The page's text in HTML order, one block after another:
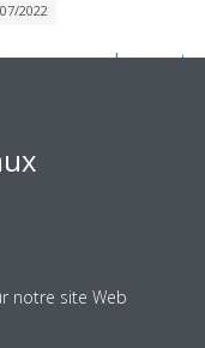
2022
de
President,
notre site Web